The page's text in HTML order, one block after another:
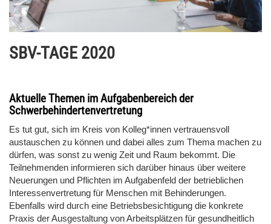
SBV-TAGE 2020
Aktuelle Themen im Aufgabenbereich der
Schwerbehindertenvertretung
Es tut gut, sich im Kreis von Kolleg*innen vertrauensvoll
austauschen zu können und dabei alles zum Thema machen zu
dürfen, was sonst zu wenig Zeit und Raum bekommt. Die
Teilnehmenden informieren sich darüber hinaus über weitere
Neuerungen und Pflichten im Aufgabenfeld der betrieblichen
Interessenvertretung für Menschen mit Behinderungen.
Ebenfalls wird durch eine Betriebsbesichtigung die konkrete
Praxis der Ausgestaltung von Arbeitsplätzen für gesundheitlich